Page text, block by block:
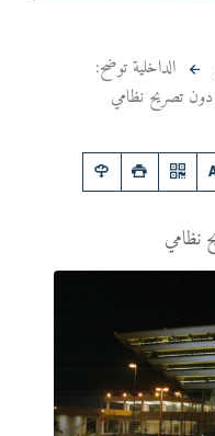
الداخلية توضح:
تصريح نظامي
نظامي